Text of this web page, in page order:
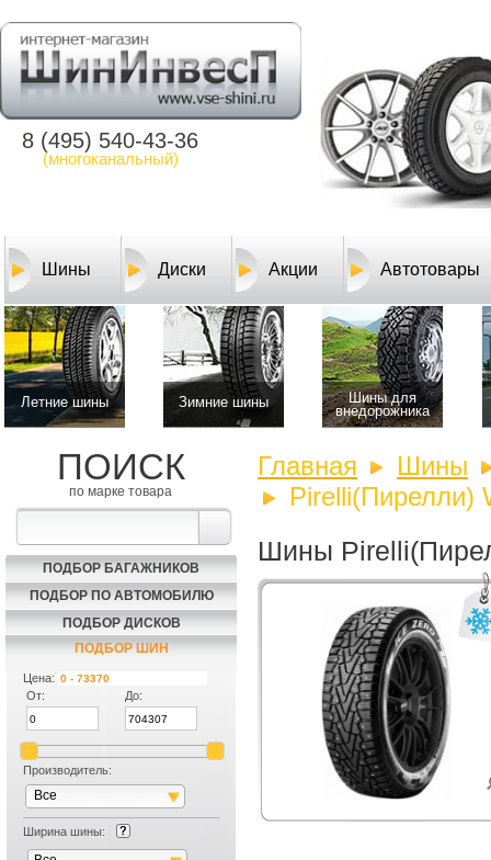
8 (495) 540-43-36
(многоканальный)
Шины Диски Акции Автотовары
Летние шины Зимние шины
Шины для
внедорожника
ПОИСК
по марке товара
ПОДБОР БАГАЖНИКОВ
ПОДБОР ПО АВТОМОБИЛЮ
ПОДБОР ДИСКОВ
ПОДБОР ШИН
Цена:
От:
До:
Производитель:
Все
Ширина шины:
Главная
Шины
Pirelli(Пирелли)
Шины